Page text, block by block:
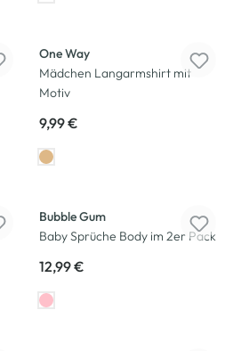
One Way
Mädchen Langarmshirt mit
Motiv
9,99 €
Bubble Gum
Baby Sprüche Body im 2er Pack
12,99 €